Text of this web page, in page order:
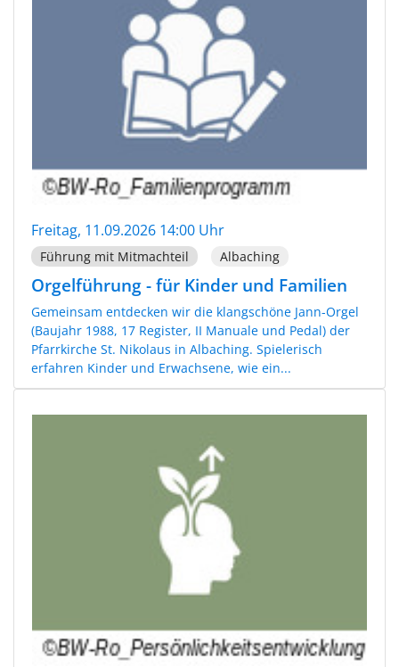
Freitag, 11.09.2026 14:00 Uhr
Führung mit Mitmachteil Albaching
Orgelführung - für Kinder und Familien
Gemeinsam entdecken wir die klangschöne Jann-Orgel
(Baujahr 1988, 17 Register, II Manuale und Pedal) der
Pfarrkirche St. Nikolaus in Albaching. Spielerisch
erfahren Kinder und Erwachsene, wie ein...